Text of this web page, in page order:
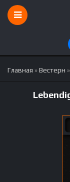
Главная »Вестерн